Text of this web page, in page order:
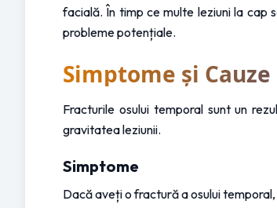
facială. În timp ce multe leziuni la cap
probleme potențiale.
Simptome și Cauze
Fracturile osului temporal sunt un
gravitatea leziunii.
Simptome
Dacă aveți o fractură a osului